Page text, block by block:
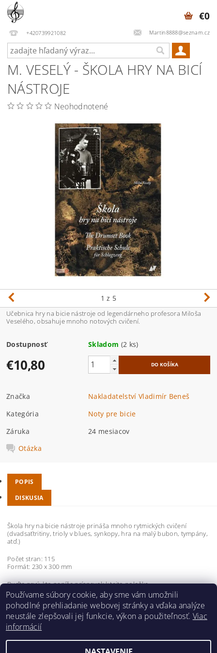
+420739921082 Martin8888@seznam.cz
€0
M. VESELÝ - ŠKOLA HRY NA BICÍ
NÁSTROJE
Neohodnotené
1 z 5
Učebnica hry na bicie nástroje od legendárneho profesora Miloša
Veselého, obsahuje mnoho notových cvičení.
Dostupnosť Skladom (2 ks)
€10,80
Značka
Nakladatelství Vladimír Beneš
Kategória
Noty pre bicie
Záruka
24 mesiacov
Otázka
POPIS
DISKUSIA
Škola hry na bicie nástroje prináša mnoho rytmických cvičení
(dvadsaťtritiny, trioly v blues, synkopy, hra na malý bubon, tympány,
atď.)
Počet stran: 115
Formát: 230 x 300 mm
Buďte prvý, kto napíše príspevok k tejto položke.
Pridať komentár
Používame súbory cookie, aby sme vám umožnili
pohodlné prehliadanie webovej stránky a vďaka analýze
neustále zlepšovali jej funkcie, výkon a použiteľnosť. Viac
informácií